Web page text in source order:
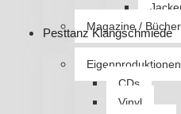
Magazine / Bücher
Pesttanz Klangschmiede
Eigenproduktionen
CDs
Vinyl